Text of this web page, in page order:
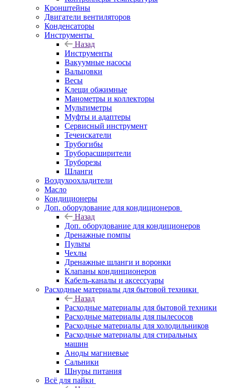
Кронштейны
Двигатели вентиляторов
Конденсаторы
Инструменты
Назад
Инструменты
Вакуумные насосы
Вальцовки
Весы
Клещи обжимные
Манометры и коллекторы
Мультиметры
Муфты и адаптеры
Сервисный инструмент
Течеискатели
Трубогибы
Труборасширители
Труборезы
Шланги
Воздухоохладители
Масло
Кондиционеры
Доп. оборудование для кондиционеров
Назад
Доп. оборудование для кондиционеров
Дренажные помпы
Пульты
Чехлы
Дренажные шланги и воронки
Клапаны кондинционеров
Кабель-каналы и аксессуары
Расходные материалы для бытовой техники
Назад
Расходные материалы для бытовой техники
Расходные материалы для пылесосов
Расходные материалы для холодильников
Расходные материалы для стиральных
машин
Аноды магниевые
Сальники
Шнуры питания
Всё для пайки